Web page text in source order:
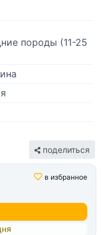
породы (11-25
поделиться
в избранное